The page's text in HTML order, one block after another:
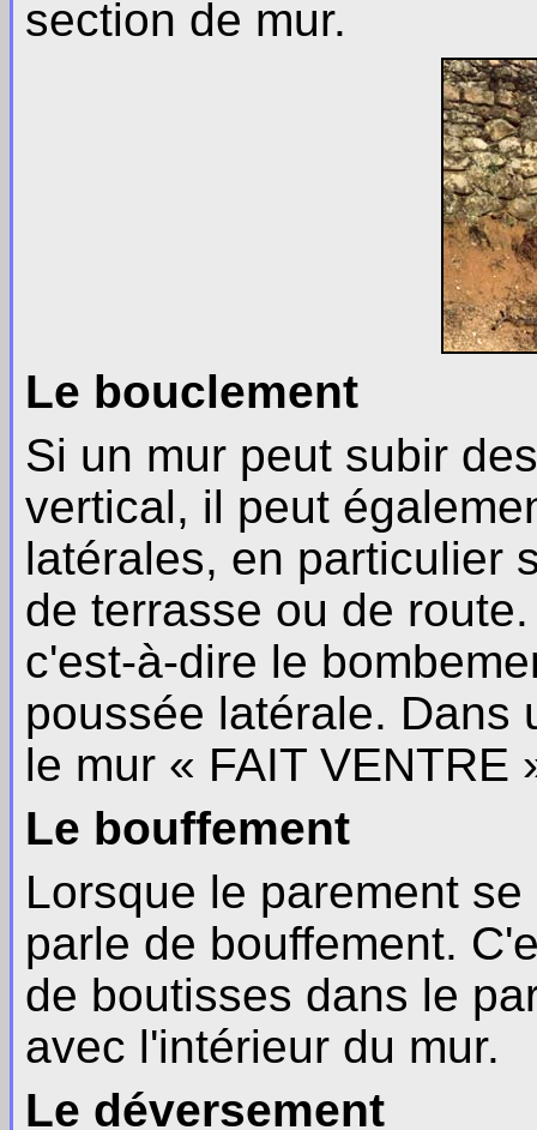
section de mur.
Le bouclement
Si un mur peut subir
vertical, il peut
latérales, en particulier
de terrasse ou de
c'est-à-dire le
poussée latérale. Dans
le mur « FAIT VENTRE
Le bouffement
Lorsque le parement
parle de bouffement.
de boutisses dans le
avec l'intérieur du mur.
Le déversement